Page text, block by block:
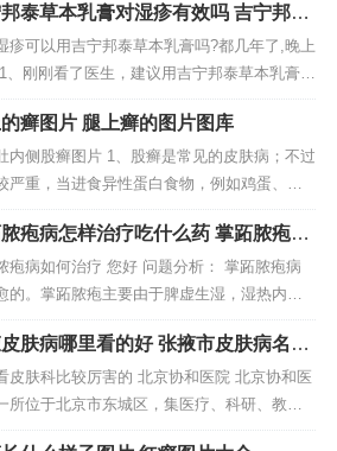
黏膜小血管扩张及渗透性增加而出现的一种
限性水肿反应，通常还会伴有瘙痒和红色疙
身长红疙瘩并伴有瘙痒，可能是过敏反应引
过敏反应可以是对食物...
泰草本乳膏对湿疹有效吗 吉宁邦泰
膏对湿疹有效吗戈吉宁
疹可以用吉宁邦泰草本乳膏吗?都几年了,晚上
、刚刚看了医生，建议用吉宁邦泰草本乳膏，
价很不错，刚买了两盒，希望能用好，太难
2、该药物对湿疹有一定效果。吉宁邦泰草本
以抑菌、清洁、祛味，有良好的抑菌护理作
用于各类皮肤困扰，可以用于改善湿疹引起
瘙痒症状。3、有效。...
癣图片 腿上癣的图片图库
内侧股癣图片 1、股癣是常见的皮肤病；不过
严重，当进食异性蛋白食物，例如鸡蛋、牛
、虾等，便可引起一种变态反应性皮肤病.建
免使用激素类的药物等，如果股癣比较严
议保持皮肤清洁，防止皮肤感染，避免过
持乐观稳定的情绪。2、一种圆币形，有水
痂，鳞屑和通常伴有皮肤瘙痒等...
疱病怎样治疗吃什么药 掌跖脓疱病
疱病如何治疗 您好 问题分析： 掌跖脓疱病
的。掌跖脓疱主要由于脾虚生湿，湿热内
外感湿热邪毒，以致邪毒循经外越蕴于掌跖
指导建议：治疗以消炎抗病毒为主，例如口
洛韦片、万乃洛韦、强的松或涂阿昔洛韦软
。病情分析： 掌跖脓疱病是一种慢性疾病
议采用中西医结合的方法治疗...
肤病哪里看的好 张掖市皮肤病名老
皮肤科比较厉害的 北京协和医院 北京协和医
所位于北京市东城区，集医疗、科研、教学
的大型综合医院。目前国内比较出名的皮肤